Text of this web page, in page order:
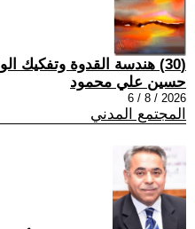
(30) هندسة القدوة وتفكيك الوعي الأخلاقي
حسين علي محمود
2026 / 8 / 6
المجتمع المدني